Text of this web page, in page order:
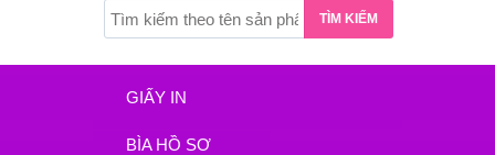
TÌM KIẾM
GIẤY IN
BÌA HỒ SƠ